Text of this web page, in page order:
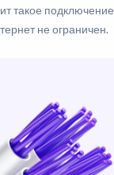
такое
не ограничен.